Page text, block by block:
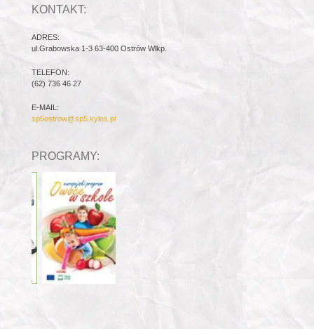
KONTAKT:
ADRES:
ul.Grabowska 1-3 63-400 Ostrów Wlkp.
TELEFON:
(62) 736 46 27
E-MAIL:
sp5ostrow@sp5.kylos.pl
PROGRAMY: